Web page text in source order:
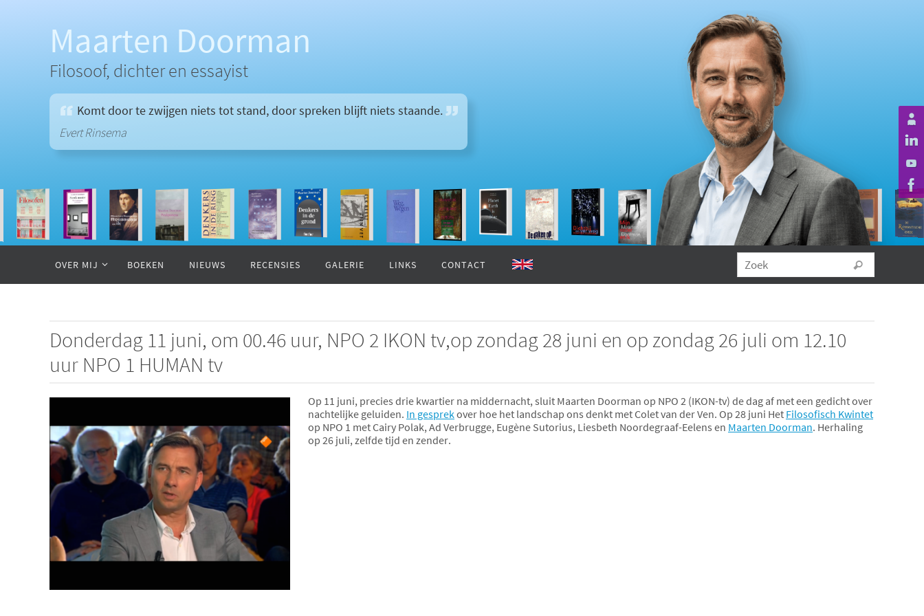
Maarten Doorman
Filosoof, dichter en essayist
Komt door te zwijgen niets tot stand, door spreken blijft niets staande.
Evert Rinsema
inhoud
OVER MIJ BOEKEN NIEUWS RECENSIES GALERIE LINKS CONTACT Zoek
Donderdag 11 juni, om 00.46 uur, NPO 2 IKON tv,op zondag 28 juni en op zondag 26 juli om 12.10
uur NPO 1 HUMAN tv
Op 11 juni, precies drie kwartier na middernacht, sluit Maarten Doorman op NPO 2 (IKON-tv) de dag af met een gedicht over
nachtelijke geluiden. In gesprekover hoe het landschap ons denkt met Colet van der Ven. Op 28 juni Het Filosofisch Kwintet
op NPO 1 met Cairy Polak, Ad Verbrugge, Eugène Sutorius, Liesbeth Noordegraaf-Eelens en Maarten Doorman. Herhaling
op 26 juli, zelfde tijd en zender.